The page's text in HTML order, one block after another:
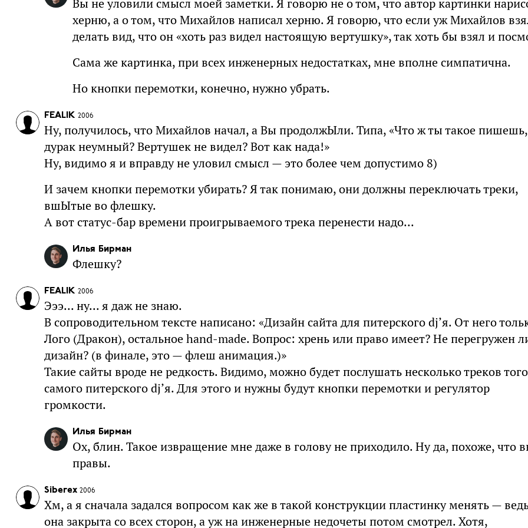
Вы не уловили смысл моей заметки. Я говорю не о том, что автор картинки
херню, а о том, что Михайлов написал херню. Я говорю, что если уж Михайлов
делать вид, что он «хоть раз видел настоящую вертушку», так хоть бы взял и
Сама же картинка, при всех инженерных недостатках, мне вполне симпатична.
Но кнопки перемотки, конечно, нужно убрать.
FEALIK 2006
Ну, получилось, что Михайлов начал, а Вы продолжЫли. Типа, «Что ж ты такое пишешь,
дурак неумный? Вертушек не видел? Вот как нада!»
Ну, видимо я и вправду не уловил смысл — это более чем допустимо 8)
И зачем кнопки перемотки убирать? Я так понимаю, они должны переключать треки,
вшЫтые во флешку.
А вот статус-бар времени проигрываемого трека перенести надо...
Илья Бирман
Флешку?
FEALIK 2006
Эээ... ну... я даж не знаю.
В сопроводительном тексте написано: «Дизайн сайта для питерского dj’я. От него
Лого (Дракон), остальное hand-made. Вопрос: хрень или право имеет? Не перегружен
дизайн? (в финале, это — флеш анимация.)»
Такие сайты вроде не редкость. Видимо, можно будет послушать несколько треков того
самого питерского dj’я. Для этого и нужны будут кнопки перемотки и регулятор
громкости.
Илья Бирман
Ох, блин. Такое извращение мне даже в голову не приходило. Ну да, похоже, что
правы.
Siberex 2006
Хм, а я сначала задался вопросом как же в такой конструкции пластинку менять —
она закрыта со всех сторон, а уж на инженерные недочеты потом смотрел. Хотя,